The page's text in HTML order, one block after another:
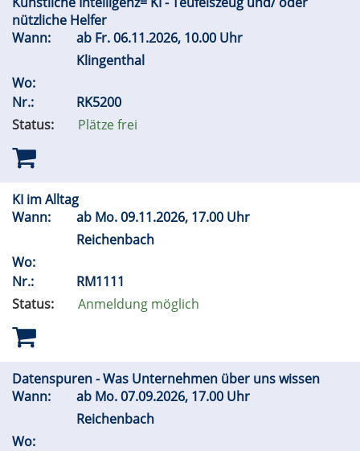
nützliche Helfer
Wann:
ab Fr.06.11.2026, 10.00 Uhr
Klingenthal
Wo:
Nr.:
RK5200
Status:
Plätze frei
KI im Alltag
Wann:
ab Mo.09.11.2026, 17.00 Uhr
Reichenbach
Wo:
Nr.:
RM1111
Status:
Anmeldung möglich
Datenspuren - Was Unternehmen über uns wissen
Wann:
ab Mo.07.09.2026, 17.00 Uhr
Reichenbach
Wo: